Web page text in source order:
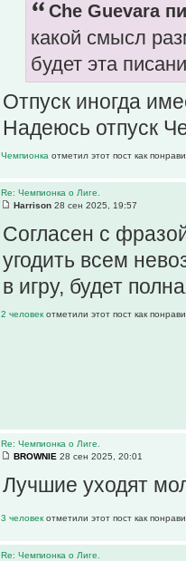
Che Guevara
какой смысл
будет эта
Отпуск иногда
Надеюсь отпуск
Чемпионка отметил этот пост как
Re: Чемпионка о Лиге.
Harrison 28 сен 2025, 19:57
Согласен с
угодить всем
в игру, будет
2 человек отметили этот пост как
Re: Чемпионка о Лиге.
BROWNIE 28 сен 2025, 20:01
Лучшие уходят
3 человек отметили этот пост как
Re: Чемпионка о Лиге.